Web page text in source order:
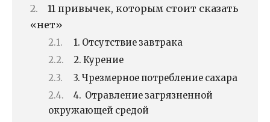
11 привычек, которым стоит сказать
«нет»
1. Отсутствие завтрака
2. Курение
3. Чрезмерное потребление сахара
4. Отравление загрязненной
окружающей средой